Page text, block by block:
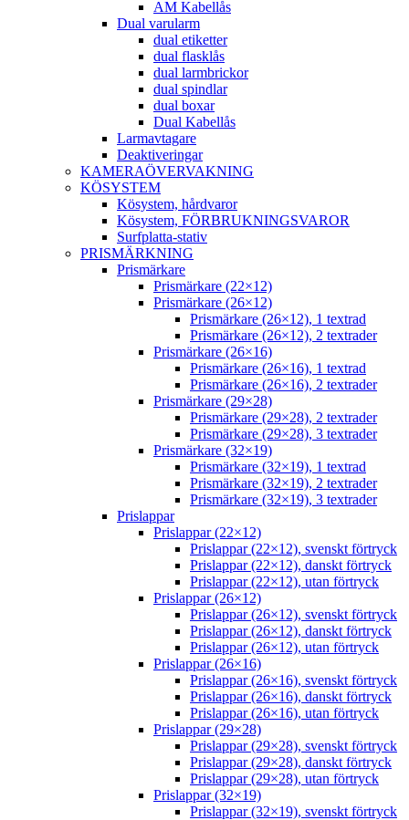
AM Kabellås
Dual varularm
dual etiketter
dual flasklås
dual larmbrickor
dual spindlar
dual boxar
Dual Kabellås
Larmavtagare
Deaktiveringar
KAMERAÖVERVAKNING
KÖSYSTEM
Kösystem, hårdvaror
Kösystem, FÖRBRUKNINGSVAROR
Surfplatta-stativ
PRISMÄRKNING
Prismärkare
Prismärkare (22×12)
Prismärkare (26×12)
Prismärkare (26×12), 1 textrad
Prismärkare (26×12), 2 textrader
Prismärkare (26×16)
Prismärkare (26×16), 1 textrad
Prismärkare (26×16), 2 textrader
Prismärkare (29×28)
Prismärkare (29×28), 2 textrader
Prismärkare (29×28), 3 textrader
Prismärkare (32×19)
Prismärkare (32×19), 1 textrad
Prismärkare (32×19), 2 textrader
Prismärkare (32×19), 3 textrader
Prislappar
Prislappar (22×12)
Prislappar (22×12), svenskt förtryck
Prislappar (22×12), danskt förtryck
Prislappar (22×12), utan förtryck
Prislappar (26×12)
Prislappar (26×12), svenskt förtryck
Prislappar (26×12), danskt förtryck
Prislappar (26×12), utan förtryck
Prislappar (26×16)
Prislappar (26×16), svenskt förtryck
Prislappar (26×16), danskt förtryck
Prislappar (26×16), utan förtryck
Prislappar (29×28)
Prislappar (29×28), svenskt förtryck
Prislappar (29×28), danskt förtryck
Prislappar (29×28), utan förtryck
Prislappar (32×19)
Prislappar (32×19), svenskt förtryck